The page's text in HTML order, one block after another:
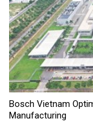
Bosch Vietnam
Manufacturing